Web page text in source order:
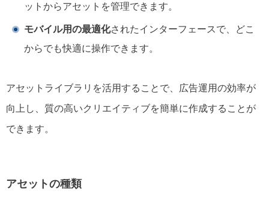
ットからアセットを管理できます。
モバイル用の最適化されたインターフェースで、どこ
からでも快適に操作できます。
アセットライブラリを活用することで、広告運用の効率が
向上し、質の高いクリエイティブを簡単に作成することが
できます。
アセットの種類